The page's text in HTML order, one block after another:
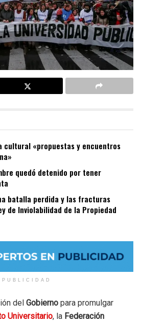
cultural «propuestas y encuentros
quedó detenido por tener
batalla perdida y las fracturas
de Inviolabilidad de la Propiedad
PUBLICIDAD
del Gobierno para promulgar
Universitario, la Federación